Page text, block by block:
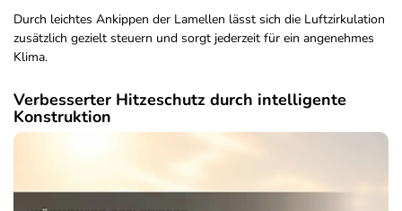
Durch leichtes Ankippen der Lamellen lässt sich die Luftzirkulation
zusätzlich gezielt steuern und sorgt jederzeit für ein angenehmes
Klima.
Verbesserter Hitzeschutz durch intelligente
Konstruktion